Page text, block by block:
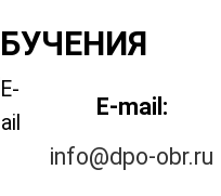
E-mail:
info@dpo-obr.ru